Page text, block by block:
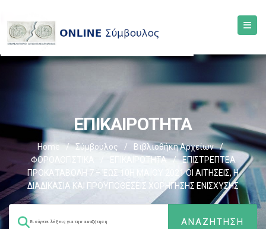
ΕΠΙΚΑΙΡΟΤΗΤΑ
Home / Σύμβουλος / Βιβλιοθήκη Αρχείων
/
ΦΟΡΟΛΟΓΙΣΤΙΚΑ
ΕΠΙΚΑΙΡΟΤΗΤΑ /
ΕΠΙΣΤΡΕΠΤΕΑ
ΠΡΟΚΑΤΑΒΟΛΗ 7 – ΈΩΣ 10Η ΜΑΪΟΥ 2021 ΟΙ ΑΙΤΗΣΕΙΣ, Η
ΔΙΑΔΙΚΑΣΙΑ ΚΑΙ ΠΡΟΫΠΟΘΕΣΕΙΣ ΧΟΡΗΓΗΣΗΣ ΕΝΙΣΧΥΣΗΣ